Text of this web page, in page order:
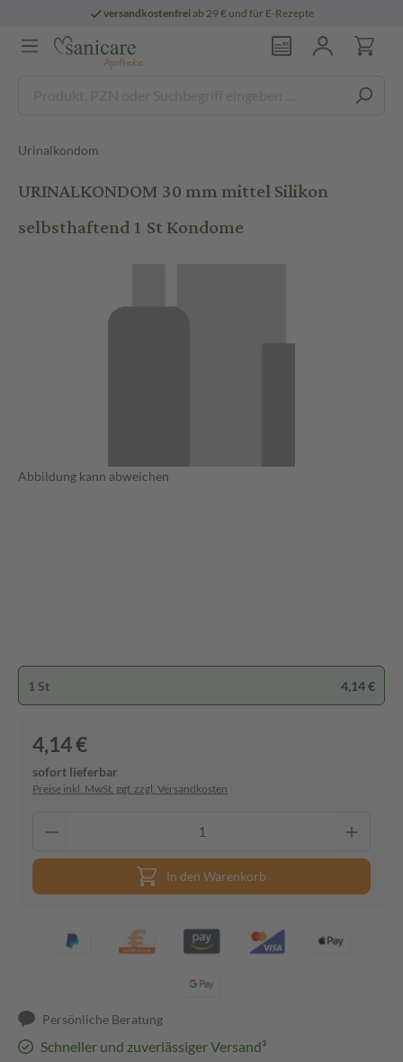
versandkostenfreiab 29 € und für E-Rezepte
Urinalkondom
URINALKONDOM 30 mm mittel Silikon
selbsthaftend 1 St Kondome
Abbildung kann abweichen
1 St 4,14 €
4,14 €
sofort lieferbar
Preise inkl. MwSt. ggf. zzgl. Versandkosten
In den Warenkorb
Persönliche Beratung
Schneller und zuverlässiger Versand³